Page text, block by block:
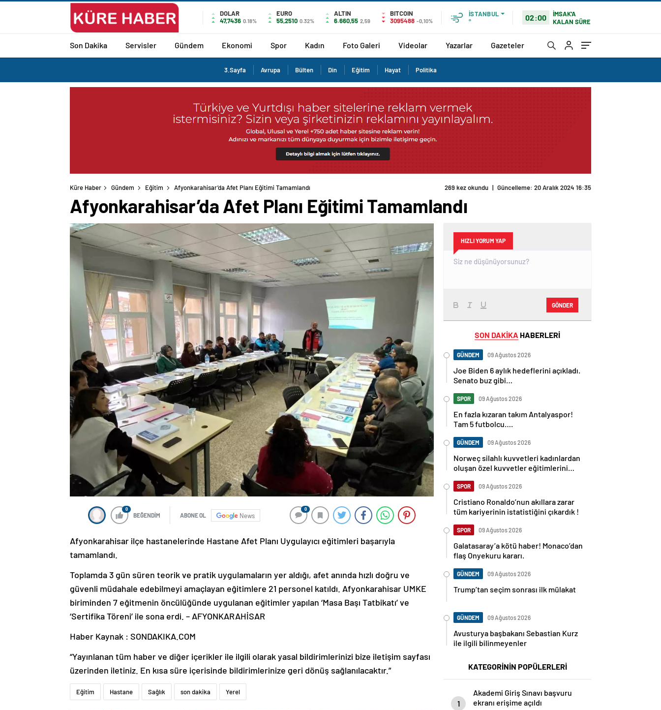
DOLAR
47,7436 0.18%
EURO
55,2510 0.32%
ALTIN
6.660,55 2,59
BITCOIN
3095488 -0,10%
İSTANBUL
°
02:00
İMSAK'A
KALAN SÜRE
Son Dakika Servisler Gündem Ekonomi Spor Kadın Foto Galeri Videolar Yazarlar Gazeteler
3.Sayfa Avrupa Bülten Din Eğitim Hayat Politika
Küre Haber Gündem Eğitim Afyonkarahisar’da Afet Planı Eğitimi Tamamlandı 269 kez okundu | Güncelleme: 20 Aralık 2024 16:35
Afyonkarahisar’da Afet Planı Eğitimi Tamamlandı
0
BEĞENDİM ABONE OL News
0
Afyonkarahisar ilçe hastanelerinde Hastane Afet Planı Uygulayıcı eğitimleri başarıyla
tamamlandı.
Toplamda 3 gün süren teorik ve pratik uygulamaların yer aldığı, afet anında hızlı doğru ve
güvenli müdahale edebilmeyi amaçlayan eğitimlere 21 personel katıldı. Afyonkarahisar UMKE
biriminden 7 eğitmenin öncülüğünde uygulanan eğitimler yapılan ‘Masa Başı Tatbikatı’ ve
‘Sertifika Töreni’ ile sona erdi. – AFYONKARAHİSAR
Haber Kaynak : SONDAKIKA.COM
“Yayınlanan tüm haber ve diğer içerikler ile ilgili olarak yasal bildirimlerinizi bize iletişim sayfası
üzerinden iletiniz. En kısa süre içerisinde bildirimlerinize geri dönüş sağlanılacaktır.”
Eğitim Hastane Sağlık son dakika Yerel
HIZLI YORUM YAP
GÖNDER
SON DAKİKA HABERLERİ
GÜNDEM 09 Ağustos 2026
Joe Biden 6 aylık hedeflerini açıkladı.
Senato buz gibi…
SPOR 09 Ağustos 2026
En fazla kızaran takım Antalyaspor!
Tam 5 futbolcu….
GÜNDEM 09 Ağustos 2026
Norweç silahlı kuvvetleri kadınlardan
oluşan özel kuvvetler eğitimlerini
SPOR 09 Ağustos 2026
Cristiano Ronaldo’nun akıllara zarar
tüm kariyerinin istatistiğini çıkardık !
SPOR 09 Ağustos 2026
Galatasaray’a kötü haber! Monaco’dan
flaş Onyekuru kararı.
GÜNDEM 09 Ağustos 2026
Trump’tan seçim sonrası ilk mülakat
GÜNDEM 09 Ağustos 2026
Avusturya başbakanı Sebastian Kurz
ile ilgili bilinmeyenler
KATEGORİNİN POPÜLERLERİ
1
Akademi Giriş Sınavı başvuru
ekranı erişime açıldı